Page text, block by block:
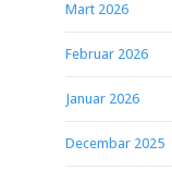
Mart 2026
Februar 2026
Januar 2026
Decembar 2025